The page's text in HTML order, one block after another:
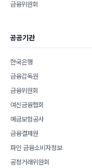
금융위원회
공공기관
한국은행
금융감독원
금융위원회
여신금융협회
예금보험공사
금융결제원
파인 금융소비자정보
공정거래위원회